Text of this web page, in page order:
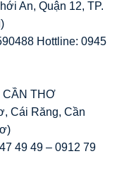
An, Quận 12, TP.
Hottline: 0945
CẦN THƠ
Cái Răng, Cần
49 49 – 0912 79